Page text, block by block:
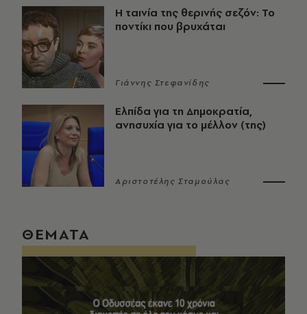
Η ταινία της θερινής σεζόν: Το
ποντίκι που βρυχάται
Γιάννης Στεφανίδης
Ελπίδα για τη Δημοκρατία,
ανησυχία για το μέλλον (της)
Αριστοτέλης Σταμούλας
ΘΕΜΑΤΑ